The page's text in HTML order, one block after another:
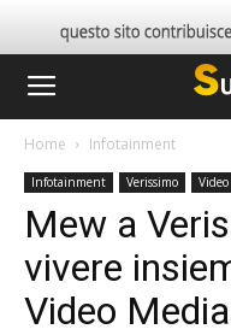
Home Infotainment
Infotainment Verissimo Video
Mew a
vivere
Video